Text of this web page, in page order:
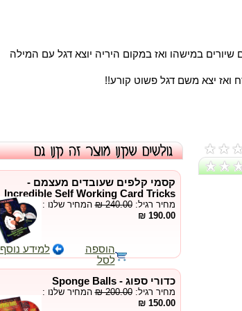
במישהו ואז במקום היריה יוצא דגל עם המילה
ואז יצא משם דגל פשוט קורע!!
קסמי קלפים שעובדים מעצמם -
Incredible Self Working Card Tricks
מחיר רגיל:₪ 240.00המחיר שלנו :
190.00 ₪
הוספה
לסל
למידע נוסף
כדורי ספוג - Sponge Balls
מחיר רגיל:₪ 200.00המחיר שלנו :
150.00 ₪